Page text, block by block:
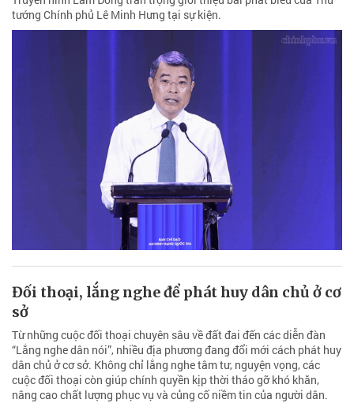
tướng Chính phủ Lê Minh Hưng tại sự kiện.
Đối thoại, lắng nghe để phát huy dân chủ ở cơ
sở
Từ những cuộc đối thoại chuyên sâu về đất đai đến các diễn đàn
“Lắng nghe dân nói”, nhiều địa phương đang đổi mới cách phát huy
dân chủ ở cơ sở. Không chỉ lắng nghe tâm tư, nguyện vọng, các
cuộc đối thoại còn giúp chính quyền kịp thời tháo gỡ khó khăn,
nâng cao chất lượng phục vụ và củng cố niềm tin của người dân.